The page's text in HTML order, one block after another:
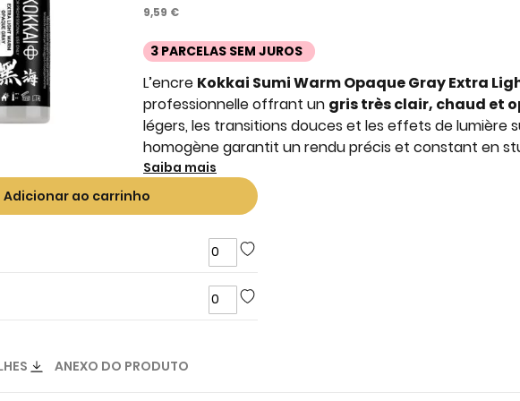
3 PARCELAS SEM JUROS
9,59 €
L’encre Kokkai Sumi Warm Opaque Gray Extra
professionnelle offrant un gris très clair, chaud et
légers, les transitions douces et les effets de lumière
homogène garantit un rendu précis et constant en
Saiba mais
Adicionar ao carrinho
ANEXO DO PRODUTO